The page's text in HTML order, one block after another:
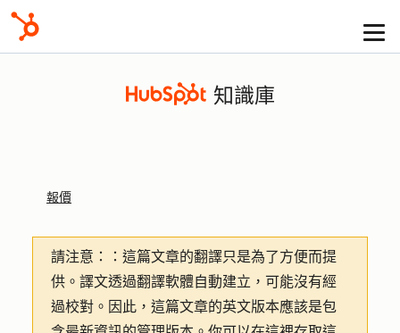
知識庫
報價
請注意：
：這篇文章的翻譯只是為了方便而提
供。譯文透過翻譯軟體自動建立，可能沒有經
過校對。因此，這篇文章的英文版本應該是包